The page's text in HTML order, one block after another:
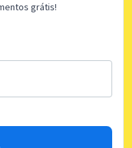
grátis!